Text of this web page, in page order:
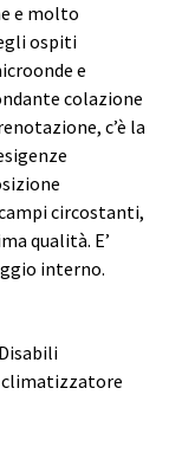
e molto
ospiti
e
colazione
c’è la
circostanti,
qualità. E’
interno.
climatizzatore